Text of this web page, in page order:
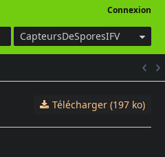
Connexion
CapteursDeSporesIFV
Télécharger (197 ko)